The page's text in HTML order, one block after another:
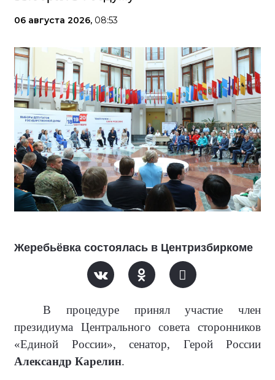
06 августа 2026, 08:53
Жеребьёвка состоялась в Центризбиркоме
В процедуре принял участие член
президиума Центрального совета сторонников
«Единой России», сенатор, Герой России
Александр Карелин.